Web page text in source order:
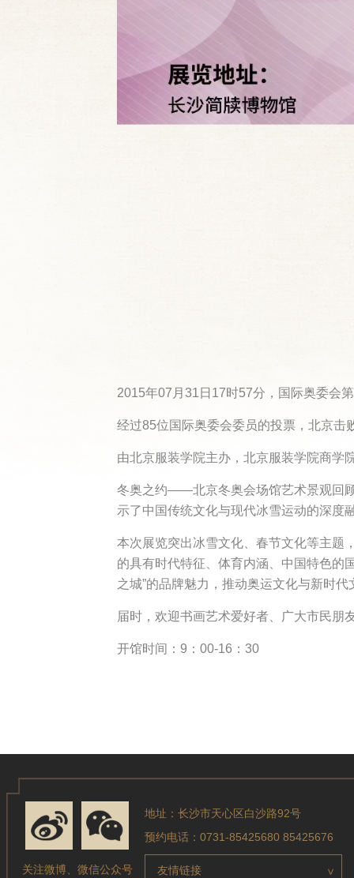
2015年07月31日17时57分，国际奥委会
经过85位国际奥委会委员的投票，北京击
由北京服装学院主办，北京服装学院商
冬奥之约——北京冬奥会场馆艺术景观回
示了中国传统文化与现代冰雪运动的深度
本次展览突出冰雪文化、春节文化等主题
的具有时代特征、体育内涵、中国特色的
之城”的品牌魅力，推动奥运文化与新时
届时，欢迎书画艺术爱好者、广大市民朋
开馆时间：9：00-16：30
关注微博、微信公众号
地址：长沙市天心区白沙路92号
预约电话：0731-85425680 85425676
友情链接 >